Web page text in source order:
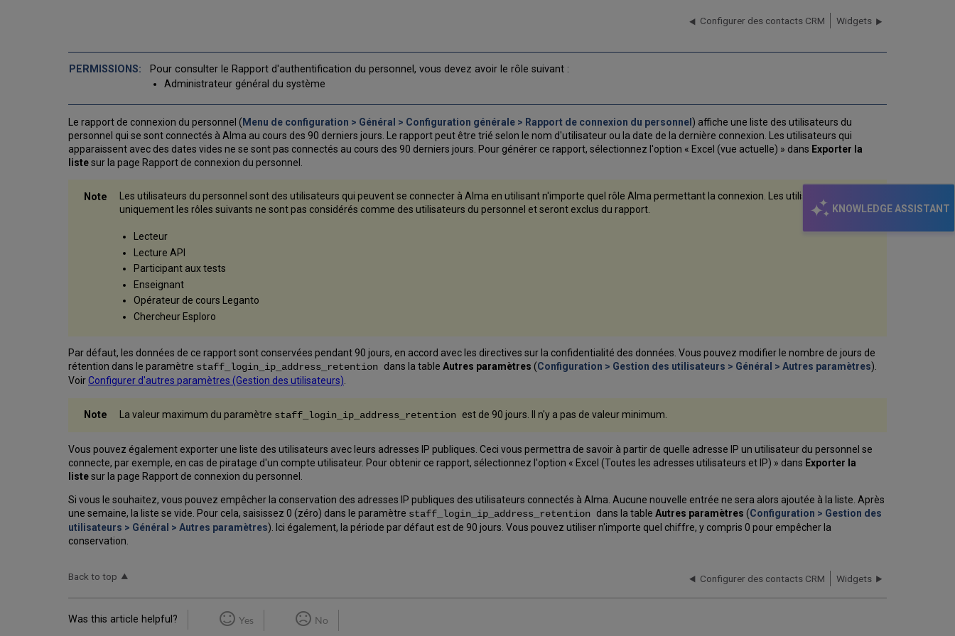
KNOWLEDGE ASSISTANT
Configurer des contacts CRM Widgets
Pour consulter le Rapport d'authentification du personnel, vous devez avoir le rôle suivant :
Administrateur général du système
Le rapport de connexion du personnel (Menu de configuration > Général > Configuration générale > Rapport de connexion du personnel) affiche une liste des utilisateurs du
personnel qui se sont connectés à Alma au cours des 90 derniers jours. Le rapport peut être trié selon le nom d'utilisateur ou la date de la dernière connexion. Les utilisateurs qui
apparaissent avec des dates vides ne se sont pas connectés au cours des 90 derniers jours. Pour générer ce rapport, sélectionnez l'option « Excel (vue actuelle) » dans Exporter la
listesur la page Rapport de connexion du personnel.
Les utilisateurs du personnel sont des utilisateurs qui peuvent se connecter à Alma en utilisant n'importe quel rôle Alma permettant la connexion. Les utilisateurs ayant
uniquement les rôles suivants ne sont pas considérés comme des utilisateurs du personnel et seront exclus du rapport.
Lecteur
Lecture API
Participant aux tests
Enseignant
Opérateur de cours Leganto
Chercheur Esploro
Par défaut, les données de ce rapport sont conservées pendant 90 jours, en accord avec les directives sur la confidentialité des données. Vous pouvez modifier le nombre de jours de
rétention dans le paramètre staff_login_ip_address_retention dans la table Autres paramètres (Configuration > Gestion des utilisateurs > Général > Autres paramètres).
VoirConfigurer d'autres paramètres (Gestion des utilisateurs)
La valeur maximum du paramètre staff_login_ip_address_retention est de 90 jours. Il n'y a pas de valeur minimum.
Vous pouvez également exporter une liste des utilisateurs avec leurs adresses IP publiques. Ceci vous permettra de savoir à partir de quelle adresse IP un utilisateur du personnel se
connecte, par exemple, en cas de piratage d'un compte utilisateur. Pour obtenir ce rapport, sélectionnez l'option « Excel (Toutes les adresses utilisateurs et IP) » dans Exporter la
listesur la page Rapport de connexion du personnel.
Si vous le souhaitez, vous pouvez empêcher la conservation des adresses IP publiques des utilisateurs connectés à Alma. Aucune nouvelle entrée ne sera alors ajoutée à la liste. Après
une semaine, la liste se vide. Pour cela, saisissez 0 (zéro) dans le paramètre staff_login_ip_address_retention dans la table Autres paramètres (Configuration > Gestion des
utilisateurs > Général > Autres paramètres). Ici également, la période par défaut est de 90 jours. Vous pouvez utiliser n'importe quel chiffre, y compris 0 pour empêcher la
conservation.
Back to top Configurer des contacts CRM Widgets
Was this article helpful? Yes No